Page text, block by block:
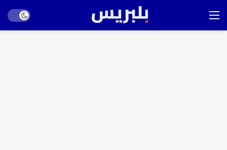
mode